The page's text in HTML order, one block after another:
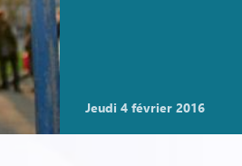
jeudi 4 février 2016